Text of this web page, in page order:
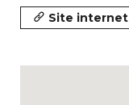
Site internet